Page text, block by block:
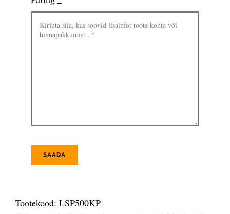
SAADA
Tootekood: LSP500KP